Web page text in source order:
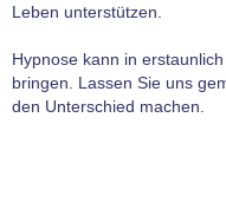
Leben unterstützen.
Hypnose kann in
bringen. Lassen Sie uns
den Unterschied machen.